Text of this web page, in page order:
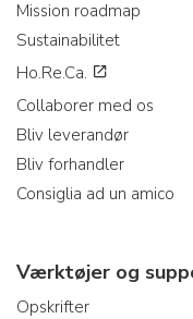
Mission roadmap
Sustainabilitet
Ho.Re.Ca.
Collaborer med os
Bliv leverandør
Bliv forhandler
Consiglia ad un amico
Værktøjer og
Opskrifter